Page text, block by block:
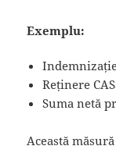
Exemplu:
Reținere
Suma netă
Această